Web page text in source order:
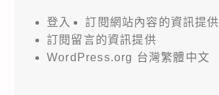
登入
訂閱網站內容的資訊提供
訂閱留言的資訊提供
WordPress.org 台灣繁體中文